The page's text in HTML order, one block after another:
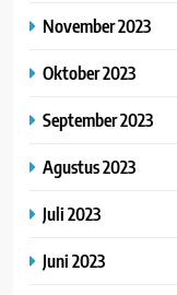
November 2023
Oktober 2023
September 2023
Agustus 2023
Juli 2023
Juni 2023